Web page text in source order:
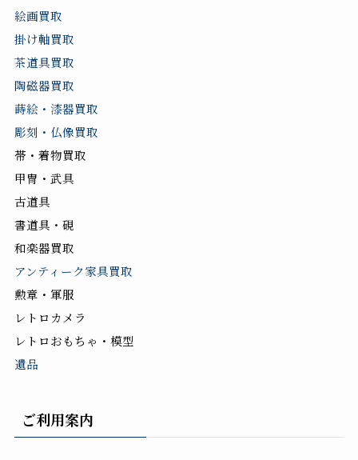
絵画買取
掛け軸買取
茶道具買取
陶磁器買取
蒔絵・漆器買取
彫刻・仏像買取
帯・着物買取
甲冑・武具
古道具
書道具・硯
和楽器買取
アンティーク家具買取
勲章・軍服
レトロカメラ
レトロおもちゃ・模型
遺品
ご利用案内